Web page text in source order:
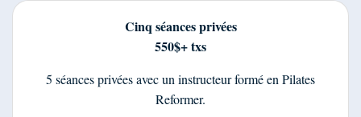
Cinq séances privées
550$+ txs
5 séances privées avec un instructeur formé en Pilates
Reformer.